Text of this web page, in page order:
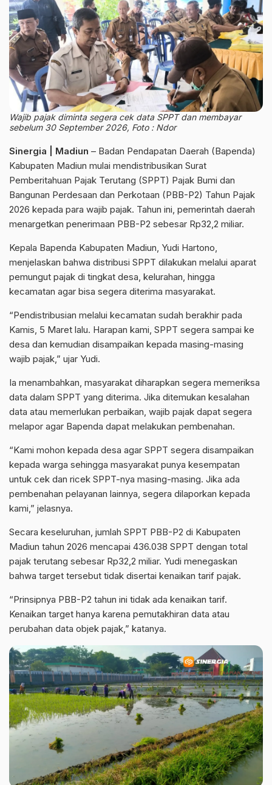
Wajib pajak diminta segera cek data SPPT dan membayar
sebelum 30 September 2026, Foto : Ndor
Sinergia | Madiun – Badan Pendapatan Daerah (Bapenda)
Kabupaten Madiun mulai mendistribusikan Surat
Pemberitahuan Pajak Terutang (SPPT) Pajak Bumi dan
Bangunan Perdesaan dan Perkotaan (PBB-P2) Tahun Pajak
2026 kepada para wajib pajak. Tahun ini, pemerintah daerah
menargetkan penerimaan PBB-P2 sebesar Rp32,2 miliar.
Kepala Bapenda Kabupaten Madiun, Yudi Hartono,
menjelaskan bahwa distribusi SPPT dilakukan melalui aparat
pemungut pajak di tingkat desa, kelurahan, hingga
kecamatan agar bisa segera diterima masyarakat.
“Pendistribusian melalui kecamatan sudah berakhir pada
Kamis, 5 Maret lalu. Harapan kami, SPPT segera sampai ke
desa dan kemudian disampaikan kepada masing-masing
wajib pajak,” ujar Yudi.
Ia menambahkan, masyarakat diharapkan segera memeriksa
data dalam SPPT yang diterima. Jika ditemukan kesalahan
data atau memerlukan perbaikan, wajib pajak dapat segera
melapor agar Bapenda dapat melakukan pembenahan.
“Kami mohon kepada desa agar SPPT segera disampaikan
kepada warga sehingga masyarakat punya kesempatan
untuk cek dan ricek SPPT-nya masing-masing. Jika ada
pembenahan pelayanan lainnya, segera dilaporkan kepada
kami,” jelasnya.
Secara keseluruhan, jumlah SPPT PBB-P2 di Kabupaten
Madiun tahun 2026 mencapai 436.038 SPPT dengan total
pajak terutang sebesar Rp32,2 miliar. Yudi menegaskan
bahwa target tersebut tidak disertai kenaikan tarif pajak.
“Prinsipnya PBB-P2 tahun ini tidak ada kenaikan tarif.
Kenaikan target hanya karena pemutakhiran data atau
perubahan data objek pajak,” katanya.